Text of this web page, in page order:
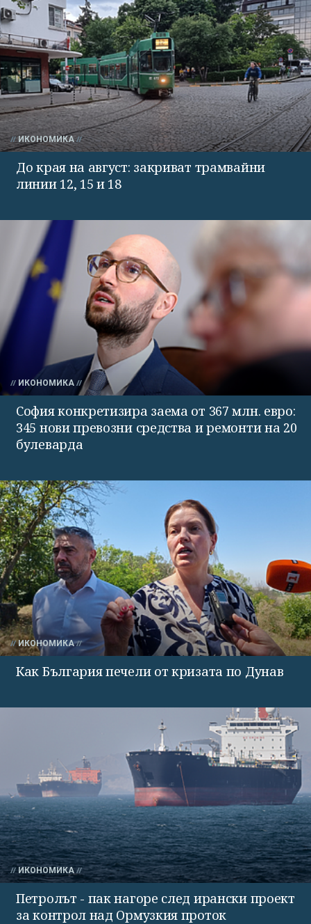
ИКОНОМИКА
До края на август: закриват трамвайни
линии 12, 15 и 18
ИКОНОМИКА
София конкретизира заема от 367 млн. евро:
345 нови превозни средства и ремонти на 20
булеварда
ИКОНОМИКА
Как България печели от кризата по Дунав
ИКОНОМИКА
Петролът - пак нагоре след ирански проект
за контрол над Ормузкия проток